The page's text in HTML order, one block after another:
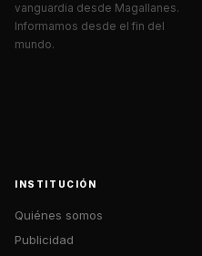
vanguardia desde Magallanes.
Informamos desde el fin del
mundo.
INSTITUCIÓN
Quiénes somos
Publicidad